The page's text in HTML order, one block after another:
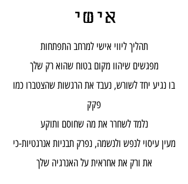
אישי
תהליך ליווי אישי למרחב התפתחות
מפגשים שיהוו מקום בטוח שהוא רק שלך
בו נגיע יחד לשורש, נעבד את הרגשות שהצטברו כמו
פקק
נלמד לשחרר את מה שחוסם ותוקע
מעין עיסוי לנפש ולנשמה, נפרק תבניות אנרגטיות-כי
את ורק את אחראית על האנרגיה שלך